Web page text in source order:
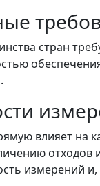
стран
влияет на
отходов
измерений